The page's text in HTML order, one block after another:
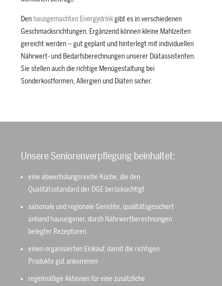
Den hausgemachten Energydrinkgibt es in verschiedenen
Geschmacksrichtungen. Ergänzend können kleine Mahlzeiten
gereicht werden – gut geplant und hinterlegt mit individuellen
Nährwert- und Bedarfsberechnungen unserer Diätassistenten.
Sie stellen auch die richtige Menügestaltung bei
Sonderkostformen, Allergien und Diäten sicher.
Unsere Seniorenverpflegung beinhaltet:
eine abwechslungsreiche Küche, die den
Qualitätsstandard der DGE berücksichtigt
saisonale und regionale Gerichte, qualitätsgesichert
anhand hauseigener, durch Nährwertberechnungen
belegter Rezepturen
einen organisierten Einkauf, damit die richtigen
Produkte gut ankommen
regelmäßige Aktionen für eine zusätzliche